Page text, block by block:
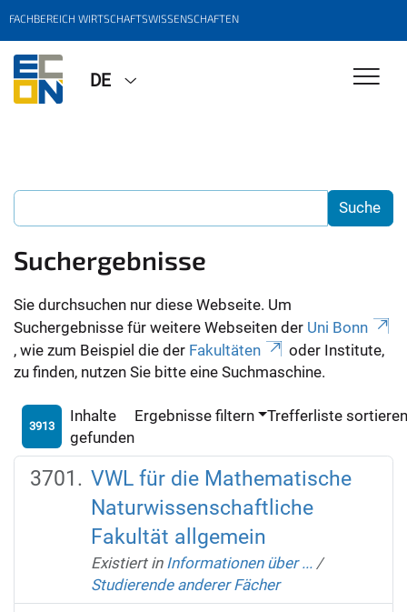
FACHBEREICH WIRTSCHAFTSWISSENSCHAFTEN
DE
Suchergebnisse
Sie durchsuchen nur diese Webseite. Um
Suchergebnisse für weitere Webseiten der Uni Bonn
, wie zum Beispiel die der Fakultäten
oder Institute,
zu finden, nutzen Sie bitte eine Suchmaschine.
3913
Inhalte
gefunden
Ergebnisse filtern Trefferliste
VWL für die Mathematische
Naturwissenschaftliche
Fakultät allgemein
Existiert in Informationen über ... /
Studierende anderer Fächer